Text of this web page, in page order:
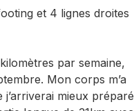
et 4 lignes droites
par semaine,
Mon corps m’a
mieux préparé